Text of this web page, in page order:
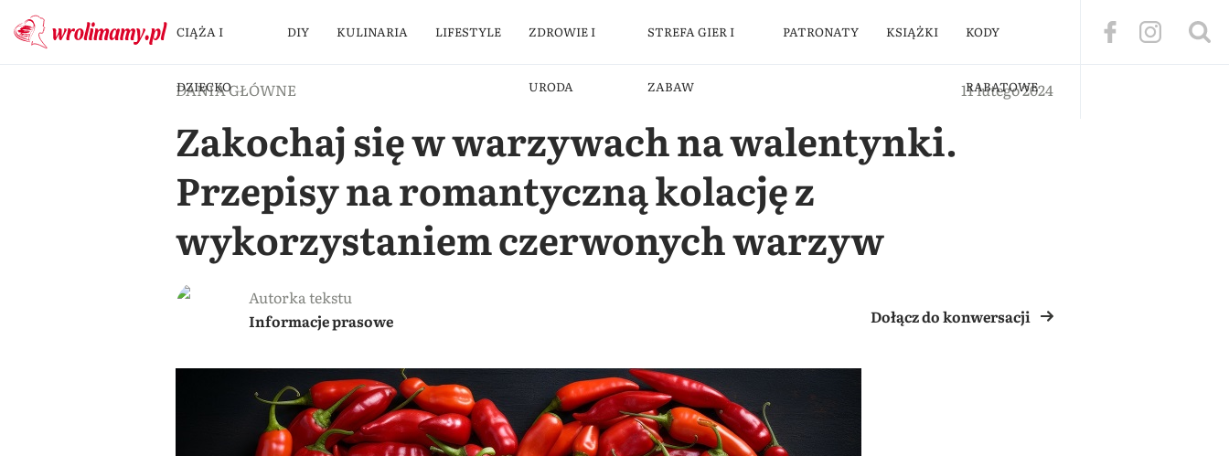
CIĄŻA I
DZIECKO
DIY KULINARIA LIFESTYLE ZDROWIE I
URODA
STREFA GIER I
ZABAW
PATRONATY KSIĄŻKI KODY
RABATOWE
DANIA GŁÓWNE 11 lutego 2024
Zakochaj się w warzywach na walentynki.
Przepisy na romantyczną kolację z
wykorzystaniem czerwonych warzyw
Autorka tekstu
Informacje prasowe
Dołącz do konwersacji